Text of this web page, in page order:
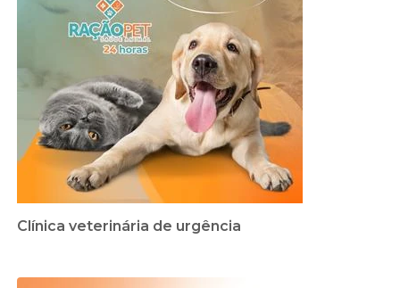
Clínica veterinária de urgência